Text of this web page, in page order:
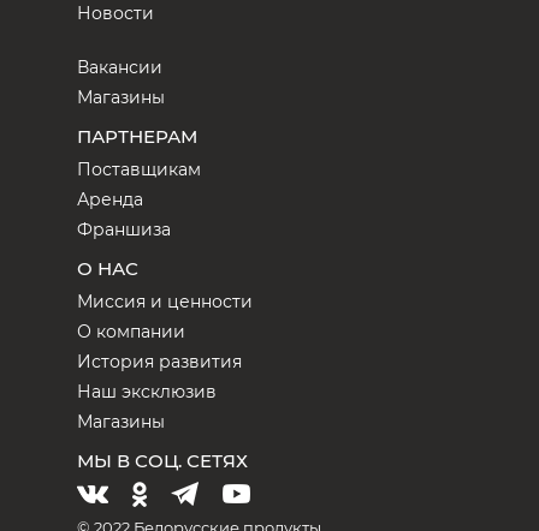
Новости
Вакансии
Магазины
ПАРТНЕРАМ
Поставщикам
Аренда
Франшиза
О НАС
Миссия и ценности
О компании
История развития
Наш эксклюзив
Магазины
МЫ В СОЦ. СЕТЯХ
© 2022 Белорусские продукты